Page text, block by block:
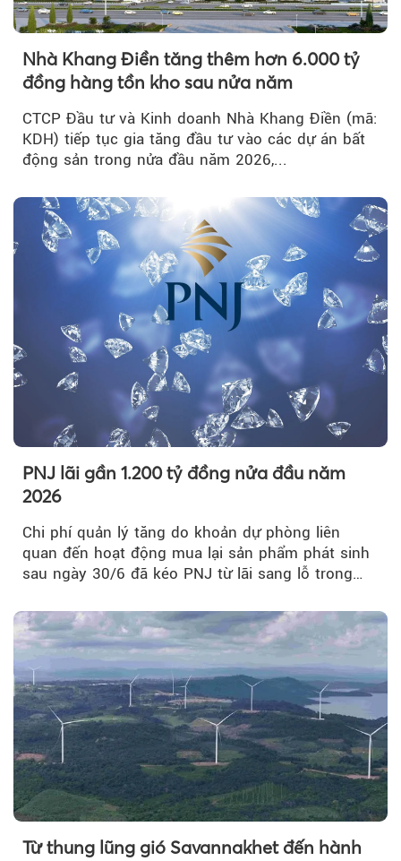
Nhà Khang Điền tăng thêm hơn 6.000 tỷ
đồng hàng tồn kho sau nửa năm
CTCP Đầu tư và Kinh doanh Nhà Khang Điền (mã:
KDH) tiếp tục gia tăng đầu tư vào các dự án bất
động sản trong nửa đầu năm 2026,...
PNJ lãi gần 1.200 tỷ đồng nửa đầu năm
2026
Chi phí quản lý tăng do khoản dự phòng liên
quan đến hoạt động mua lại sản phẩm phát sinh
sau ngày 30/6 đã kéo PNJ từ lãi sang lỗ trong
Từ thung lũng gió Savannakhet đến hành